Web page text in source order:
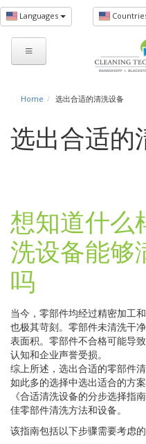
Skip
to
main
content
Languages
You
are
here
Home 选出合适的清洗设备
选出合适的
想知道什么
洗设备能够
吗
当今，零部件均经过精密加工
也极其苛刻。零部件未清洗干
表面积。零部件不合格可能导
认知和企业声誉受损。
综上所述，选出合适的零部件
如此多的选择中选出适合的方
《合适清洗设备的分步选择指
佳零部件清洗方法和设备。
该指南包括以下步骤需要考虑的